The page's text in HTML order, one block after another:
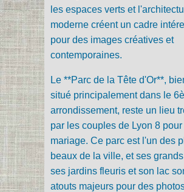
les espaces verts et
moderne créent un cadre
pour des images créatives et
contemporaines.
Le **Parc de la Tête d'Or**,
situé principalement dans le
arrondissement, reste un lieu
par les couples de Lyon 8
mariage. Ce parc est l'un des
beaux de la ville, et ses
ses jardins fleuris et son lac
atouts majeurs pour des